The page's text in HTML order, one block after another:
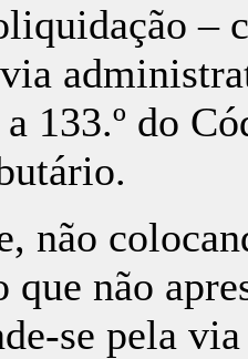
–
133.º do
não
que não
se pela